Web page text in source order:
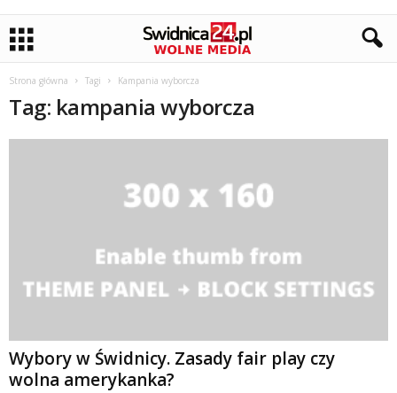
Strona główna Tagi Kampania wyborcza
Tag: kampania wyborcza
Wybory w Świdnicy. Zasady fair play czy
wolna amerykanka?